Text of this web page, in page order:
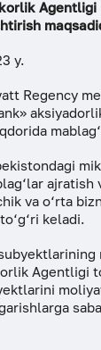
Agentligi
y.
Regency
va o‘rta
keladi.
Agentligi